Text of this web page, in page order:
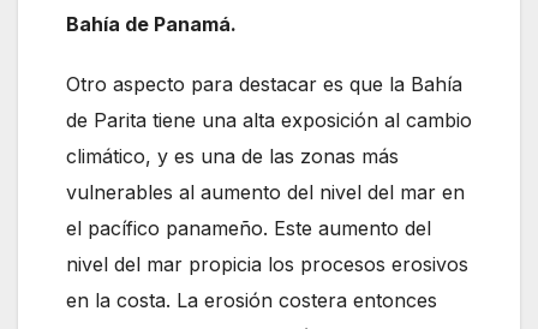
Bahía de Panamá.
Otro aspecto para destacar es que la Bahía
de Parita tiene una alta exposición al cambio
climático, y es una de las zonas más
vulnerables al aumento del nivel del mar en
el pacífico panameño. Este aumento del
nivel del mar propicia los procesos erosivos
en la costa. La erosión costera entonces